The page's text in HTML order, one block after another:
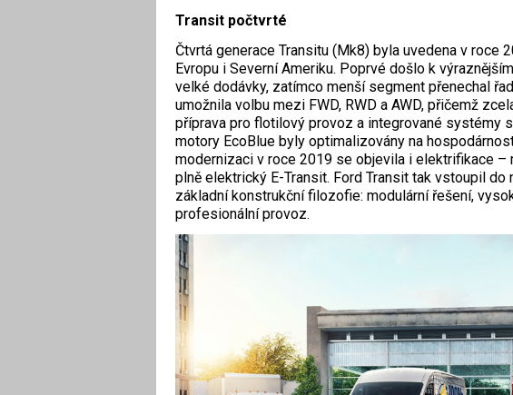
Transit počtvrté
Čtvrtá generace Transitu (Mk8) byla uvedena v roce
Evropu i Severní Ameriku. Poprvé došlo k
velké dodávky, zatímco menší segment přenechal
umožnila volbu mezi FWD, RWD a AWD, přičemž
příprava pro flotilový provoz a integrované systémy
motory EcoBlue byly optimalizovány na
modernizaci v roce 2019 se objevila i elektrifikace –
plně elektrický E-Transit. Ford Transit tak vstoupil do
základní konstrukční filozofie: modulární řešení,
profesionální provoz.